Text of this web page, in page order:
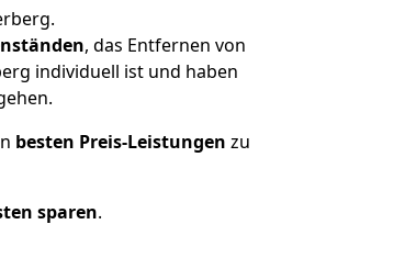
, das Entfernen von
individuell ist und haben
besten Preis-Leistungen zu
sparen.